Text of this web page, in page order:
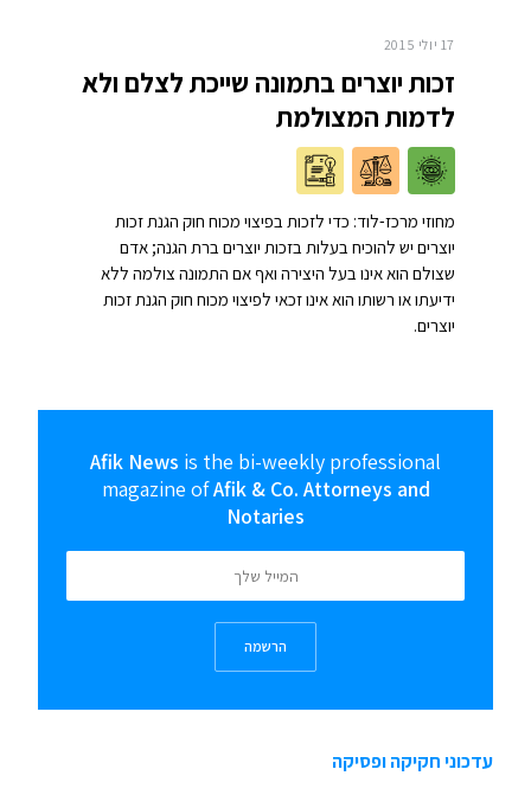
Afik News is the bi-weekly professional
magazine ofAfik & Co. Attorneys and
Notaries
הרשמה
17 יולי 2015
זכות יוצרים בתמונה שייכת לצלם ולא
לדמות המצולמת
מחוזי מרכז-לוד: כדי לזכות בפיצוי מכוח חוק הגנת זכות
יוצרים יש להוכיח בעלות בזכות יוצרים ברת הגנה; אדם
שצולם הוא אינו בעל היצירה ואף אם התמונה צולמה ללא
ידיעתו או רשותו הוא אינו זכאי לפיצוי מכוח חוק הגנת זכות
יוצרים.
עדכוני חקיקה ופסיקה